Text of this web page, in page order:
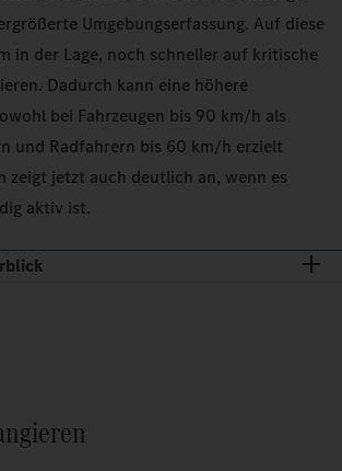
Umgebungserfassung. Auf diese
in der Lage, noch schneller auf kritische
Dadurch kann eine höhere
bei Fahrzeugen bis 90 km/h als
und Radfahrern bis 60 km/h erzielt
zeigt jetzt auch deutlich an, wenn es
aktiv ist.